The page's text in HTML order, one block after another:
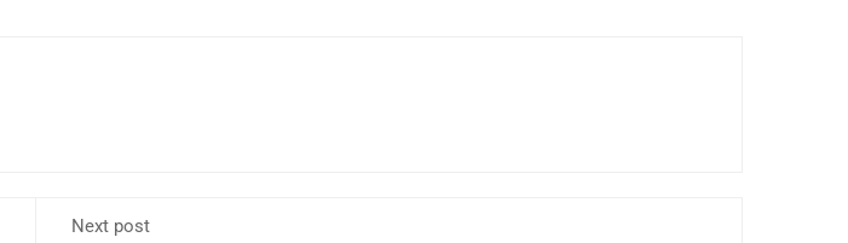
Next post